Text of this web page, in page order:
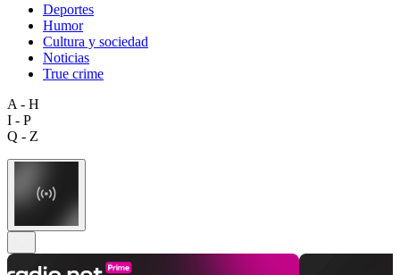
Deportes
Humor
Cultura y sociedad
Noticias
True crime
A - H
I - P
Q - Z